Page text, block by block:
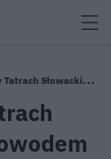
Słowackich.